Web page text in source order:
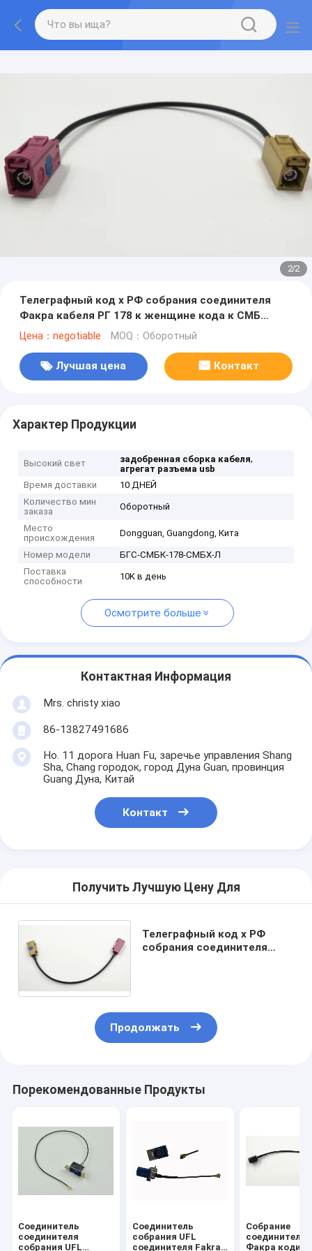
1/2
Телеграфный код х РФ собрания соединителя
Факра кабеля РГ 178 к женщине кода к СМБ
Факра
Цена：negotiable MOQ：Оборотный
Лучшая цена Контакт
Характер Продукции
Высокий свет задобренная сборка кабеля,
агрегат разъема usb
Время доставки
10 ДНЕЙ
Количество мин
заказа
Оборотный
Место
происхождения
Dongguan, Guangdong, Кита
Номер модели
БГС-СМБК-178-СМБХ-Л
Поставка
способности
10K в день
Осмотрите больше
Контактная Информация
Mrs. christy xiao
86-13827491686
Но. 11 дорога Huan Fu, заречье управления Shang
Sha, Chang городок, город Дуна Guan, провинция
Guang Дуна, Китай
Контакт
Получить Лучшую Цену Для
Телеграфный код х РФ
собрания соединителя
Продолжать
Порекомендованные Продукты
Соединитель
соединителя
собрания UFL
Соединитель
собрания UFL
соединителя Fakra
Собрание
соединителя
Факра